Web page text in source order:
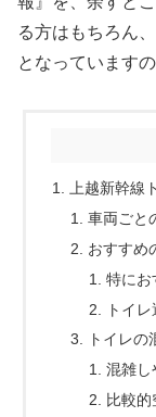
る方はもちろん
となっています
上越新幹線
車両ごと
おすすめ
特にお
トイ
トイレの
混雑し
比較